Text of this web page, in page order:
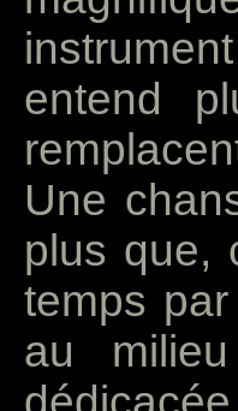
entend
Une
plus que,
temps
au